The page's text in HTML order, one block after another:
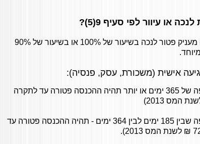
או עיוור לפי סעיף 9(5)?
סעיף 9(5) לפקודת מס הכנסה מעניק פטור לנכה בשיעור של 100% או בשיעור של 90%
אישית (משכורת, עסק, פנסיה):
אם הנכות נקבעה לתקופה של 365 ימים או יותר תהיה ההכנסה פטורה עד לתקרה
אם הנכות נקבעה לתקופה שבין 185 ימים לבין 364 ימים - תהיה ההכנסה פטורה עד